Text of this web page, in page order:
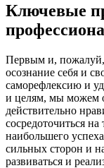
Ключевые
Первым и,
осознание себя и
саморефлексию и
и целям, мы можем
действительно
сосредоточиться
наибольшего
сильных сторон и
развиваться и